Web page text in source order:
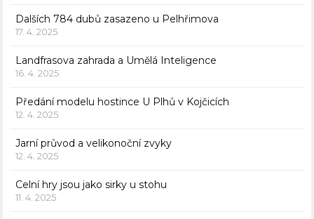
Dalších 784 dubů zasazeno u Pelhřimova
17. 4. 2025
Landfrasova zahrada a Umělá Inteligence
16. 4. 2025
Předání modelu hostince U Plhů v Kojčicích
12. 4. 2025
Jarní průvod a velikonoční zvyky
12. 4. 2025
Celní hry jsou jako sirky u stohu
11. 4. 2025